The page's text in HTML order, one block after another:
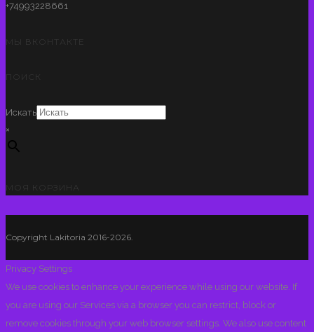
+74993228661
МЫ ВКОНТАКТЕ
ПОИСК
Искать
×
МОЯ КОРЗИНА
Copyright Lakitoria 2016-2026.
Privacy Settings
We use cookies to enhance your experience while using our website. If
you are using our Services via a browser you can restrict, block or
remove cookies through your web browser settings. We also use content